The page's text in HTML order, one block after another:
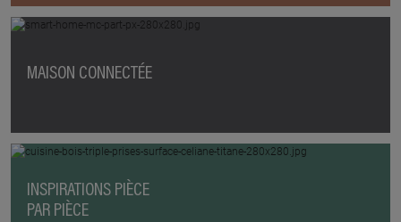
MAISON CONNECTÉE
INSPIRATIONS PIÈCE
PAR PIÈCE